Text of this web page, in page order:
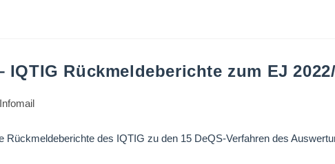
IQTIG Rückmeldeberichte zum EJ
Rückmeldeberichte des IQTIG zu den 15 DeQS-Verfahren des